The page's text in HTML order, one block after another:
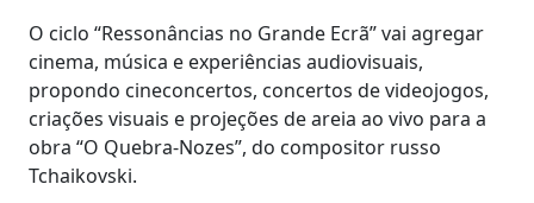
O ciclo “Ressonâncias no Grande Ecrã” vai agregar
cinema, música e experiências audiovisuais,
propondo cineconcertos, concertos de videojogos,
criações visuais e projeções de areia ao vivo para a
obra “O Quebra-Nozes”, do compositor russo
Tchaikovski.